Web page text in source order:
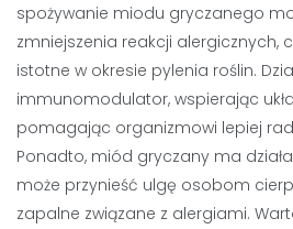
spożywanie miodu gryczanego
zmniejszenia reakcji alergicznych,
istotne w okresie pylenia roślin.
immunomodulator, wspierając
pomagając organizmowi lepiej
Ponadto, miód gryczany ma
może przynieść ulgę osobom
zapalne związane z alergiami.